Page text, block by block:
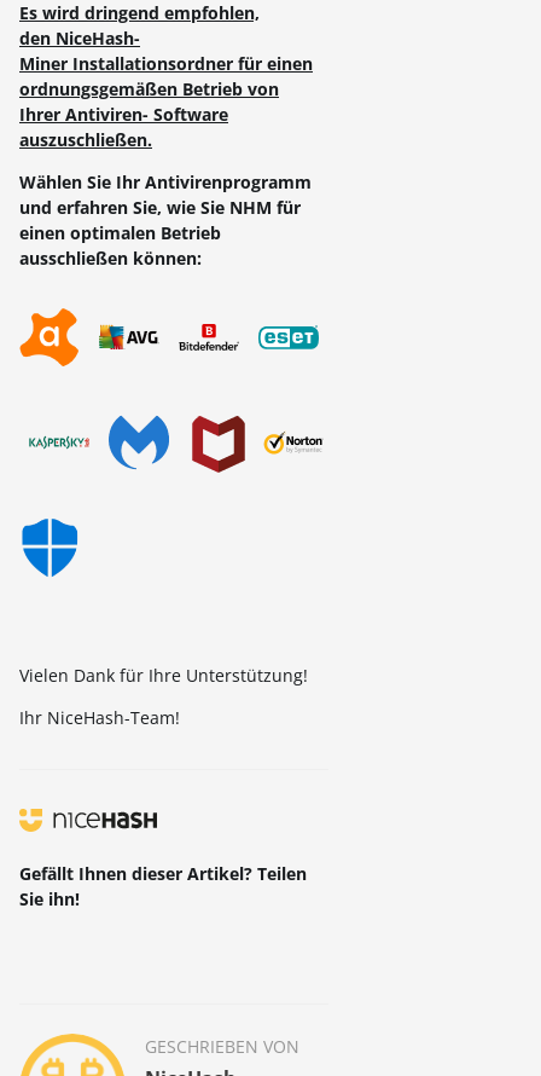
Es wird dringend empfohlen,
den NiceHash-
Miner Installationsordner für einen
ordnungsgemäßen Betrieb von
Ihrer Antiviren- Software
auszuschließen.
Wählen Sie Ihr Antivirenprogramm
und erfahren Sie, wie Sie NHM für
einen optimalen Betrieb
ausschließen können:
Vielen Dank für Ihre Unterstützung!
Ihr NiceHash-Team!
Gefällt Ihnen dieser Artikel? Teilen
Sie ihn!
GESCHRIEBEN VON